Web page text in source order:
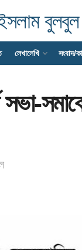
বুলবুল
লেখালেখি সংবাদ/
সভা-